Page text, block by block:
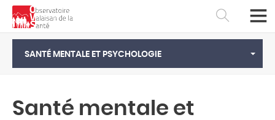
SANTÉ MENTALE ET PSYCHOLOGIE
Santé mentale et